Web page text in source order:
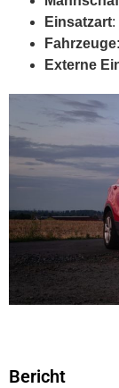
Einsatzart:
Fahrzeuge:
Externe
Bericht